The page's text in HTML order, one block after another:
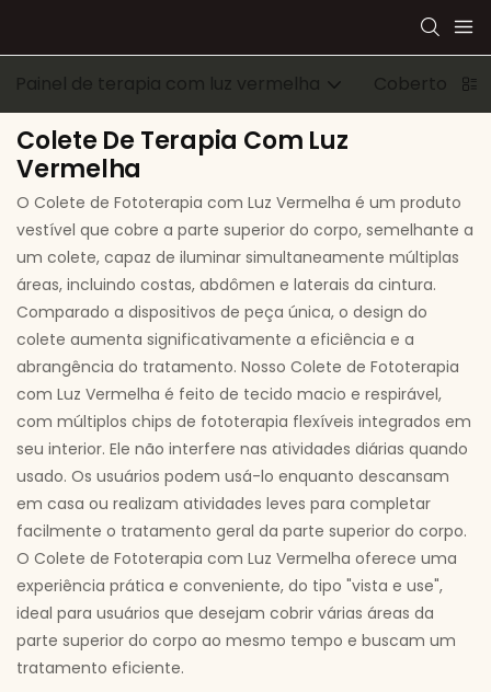
Painel de terapia com luz vermelha Cobertor de
Colete De Terapia Com Luz
Vermelha
O Colete de Fototerapia com Luz Vermelha é um produto
vestível que cobre a parte superior do corpo, semelhante a
um colete, capaz de iluminar simultaneamente múltiplas
áreas, incluindo costas, abdômen e laterais da cintura.
Comparado a dispositivos de peça única, o design do
colete aumenta significativamente a eficiência e a
abrangência do tratamento. Nosso Colete de Fototerapia
com Luz Vermelha é feito de tecido macio e respirável,
com múltiplos chips de fototerapia flexíveis integrados em
seu interior. Ele não interfere nas atividades diárias quando
usado. Os usuários podem usá-lo enquanto descansam
em casa ou realizam atividades leves para completar
facilmente o tratamento geral da parte superior do corpo.
O Colete de Fototerapia com Luz Vermelha oferece uma
experiência prática e conveniente, do tipo "vista e use",
ideal para usuários que desejam cobrir várias áreas da
parte superior do corpo ao mesmo tempo e buscam um
tratamento eficiente.